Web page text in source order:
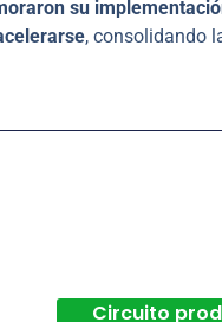
su
, consolidando
Circuito